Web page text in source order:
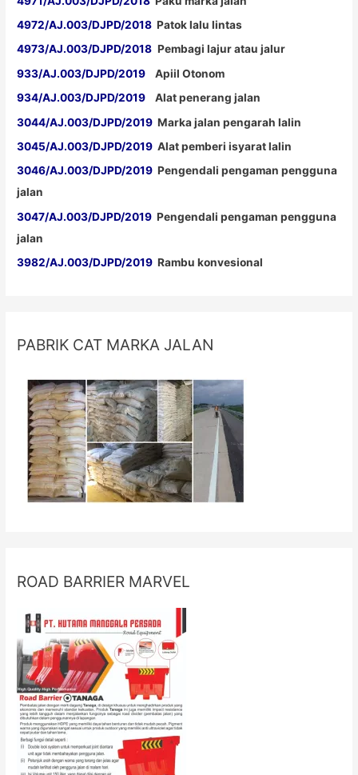
4972/AJ.003/DJPD/2018 Patok lalu lintas
4973/AJ.003/DJPD/2018 Pembagi lajur atau jalur
933/AJ.003/DJPD/2019 Apiil Otonom
934/AJ.003/DJPD/2019 Alat penerang jalan
3044/AJ.003/DJPD/2019 Marka jalan pengarah lalin
3045/AJ.003/DJPD/2019 Alat pemberi isyarat lalin
3046/AJ.003/DJPD/2019 Pengendali pengaman pengguna
jalan
3047/AJ.003/DJPD/2019 Pengendali pengaman pengguna
jalan
3982/AJ.003/DJPD/2019 Rambu konvesional
PABRIK CAT MARKA JALAN
ROAD BARRIER MARVEL